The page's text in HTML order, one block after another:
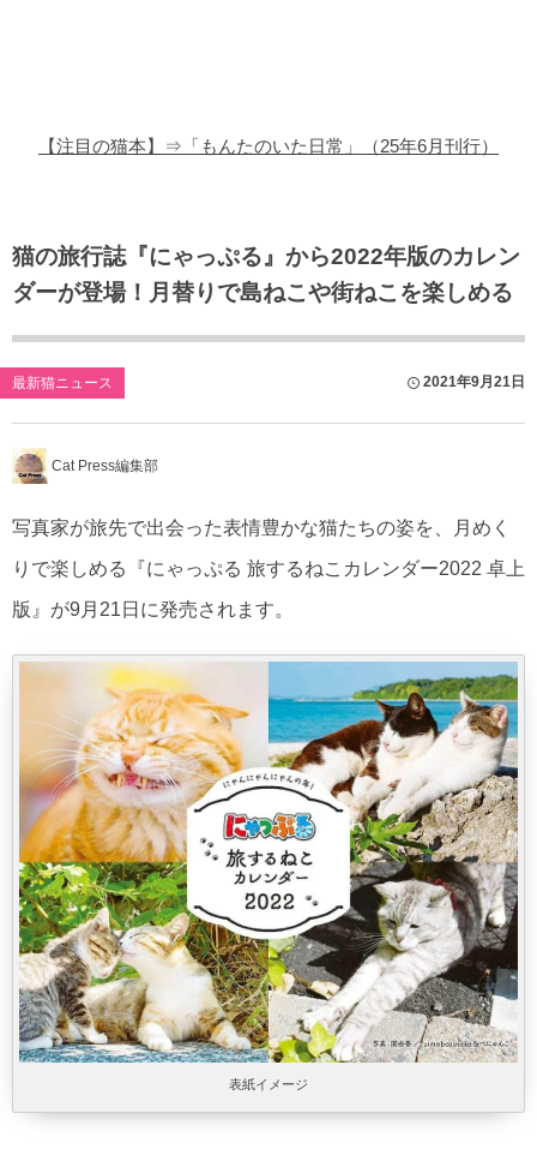
【注目の猫本】⇒「もんたのいた日常」（25年6月刊行）
猫の旅行誌『にゃっぷる』から2022年版のカレン
ダーが登場！月替りで島ねこや街ねこを楽しめる
最新猫ニュース 2021年9月21日
Cat Press編集部
写真家が旅先で出会った表情豊かな猫たちの姿を、月めく
りで楽しめる『にゃっぷる 旅するねこカレンダー2022 卓上
版』が9月21日に発売されます。
表紙イメージ
猫のゲーム・アプリ
猫のフリー写真素材